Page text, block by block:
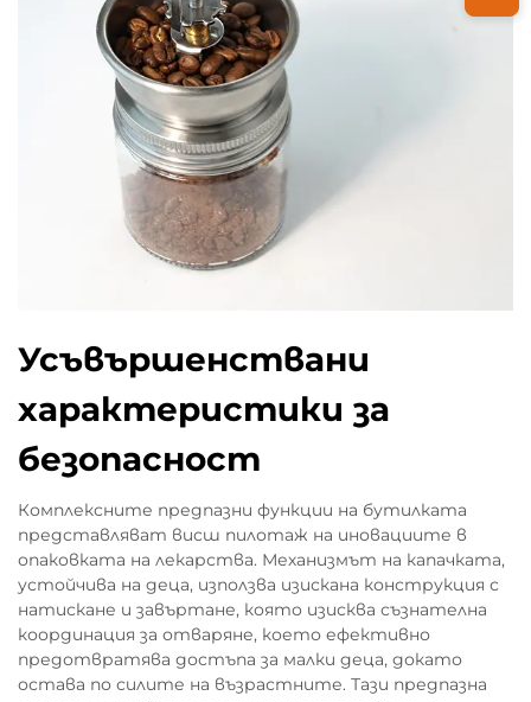
Усъвършенствани
характеристики за
безопасност
Комплексните предпазни функции на бутилката
представляват висш пилотаж на иновациите в
опаковката на лекарства. Механизмът на капачката,
устойчива на деца, използва изискана конструкция с
натискане и завъртане, която изисква съзнателна
координация за отваряне, което ефективно
предотвратява достъпа за малки деца, докато
остава по силите на възрастните. Тази предпазна